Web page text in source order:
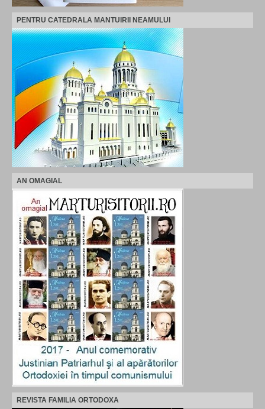
PENTRU CATEDRALA MANTUIRII NEAMULUI
AN OMAGIAL
REVISTA FAMILIA ORTODOXA